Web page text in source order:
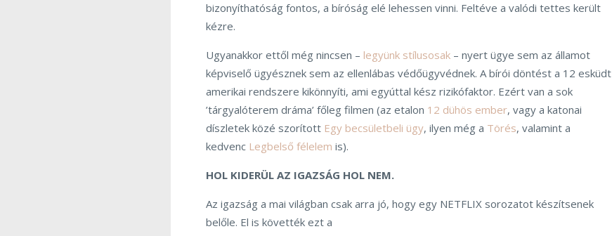
bizonyíthatóság fontos, a bíróság elé lehessen vinni. Feltéve a valódi tettes került
kézre.
Ugyanakkor ettől még nincsen – legyünk stílusosak – nyert ügye sem az államot
képviselő ügyésznek sem az ellenlábas védőügyvédnek. A bírói döntést a 12 esküdt
amerikai rendszere kikönnyíti, ami egyúttal kész rizikófaktor. Ezért van a sok
’tárgyalóterem dráma’ főleg filmen (az etalon 12 dühös ember, vagy a katonai
díszletek közé szorított Egy becsületbeli ügy, ilyen még a Törés, valamint a
kedvenc Legbelső félelem is).
HOL KIDERÜL AZ IGAZSÁG HOL NEM.
Az igazság a mai világban csak arra jó, hogy egy NETFLIX sorozatot készítsenek
belőle. El is követték ezt a